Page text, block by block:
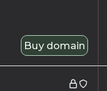
Buy domain